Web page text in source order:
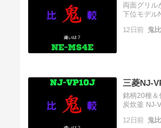
両面グリル
下位モデル
12日前 鬼
三菱NJ-
銘柄20種
炭炊釜 NJ-
12日前 鬼